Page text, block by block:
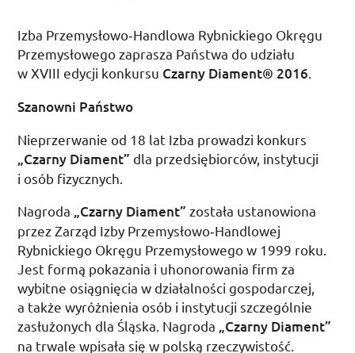
Izba Przemysłowo­‑Handlowa Rybnickiego Okręgu
Przemysłowego zaprasza Państwa do udziału
w XVIII edycji konkursu Czarny Diament® 2016
Szanowni Państwo
Nieprzerwanie od 18 lat Izba prowadzi konkurs
„Czarny Diament” dla przedsiębiorców, instytucji
i osób fizycznych.
Nagroda „Czarny Diament” została ustanowiona
przez Zarząd Izby Przemysłowo­‑Handlowej
Rybnickiego Okręgu Przemysłowego w 1999 roku.
Jest formą pokazania i uhonorowania firm za
wybitne osiągnięcia w działalności gospodarczej,
a także wyróżnienia osób i instytucji szczególnie
zasłużonych dla Śląska. Nagroda „Czarny Diament”
na trwale wpisała się w polską rzeczywistość.